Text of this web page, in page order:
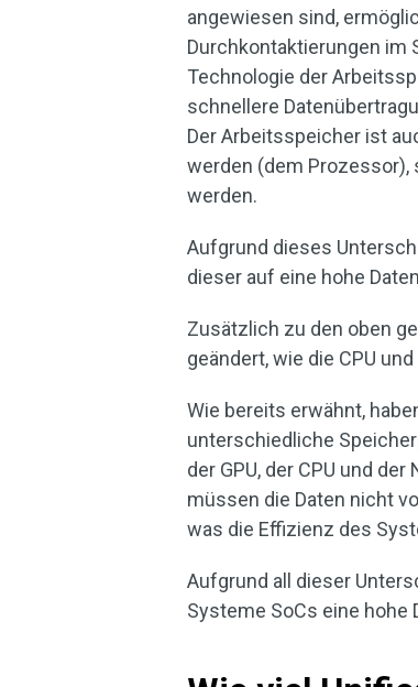
angewiesen sind,
Durchkontaktierungen im
Technologie der
schnellere
Der Arbeitsspeicher ist
werden (dem Prozessor),
werden.
Aufgrund dieses
dieser auf eine hohe
Zusätzlich zu den oben
geändert, wie die CPU
Wie bereits erwähnt,
unterschiedliche
der GPU, der CPU und
müssen die Daten nicht
was die Effizienz des
Aufgrund all dieser
Systeme SoCs eine hohe